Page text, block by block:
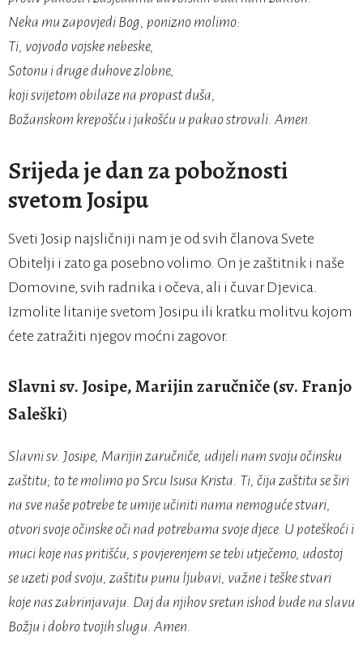
Neka mu zapovjedi Bog, ponizno molimo:
Ti, vojvodo vojske nebeske,
Sotonu i druge duhove zlobne,
koji svijetom obilaze na propast duša,
Božanskom krepošću i jakošću u pakao strovali. Amen.
Srijeda je dan za pobožnosti
svetom Josipu
Sveti Josip najsličniji nam je od svih članova Svete
Obitelji i zato ga posebno volimo. On je zaštitnik i naše
Domovine, svih radnika i očeva, ali i čuvar Djevica.
Izmolite litanije svetom Josipu ili kratku molitvu kojom
ćete zatražiti njegov moćni zagovor.
Slavni sv. Josipe, Marijin zaručniče (sv. Franjo
Saleški)
Slavni sv. Josipe, Marijin zaručniče, udijeli nam svoju očinsku
zaštitu; to te molimo po Srcu Isusa Krista. Ti, čija zaštita se širi
na sve naše potrebe te umije učiniti nama nemoguće stvari,
otvori svoje očinske oči nad potrebama svoje djece. U poteškoći i
muci koje nas pritišću, s povjerenjem se tebi utječemo, udostoj
se uzeti pod svoju, zaštitu punu ljubavi, važne i teške stvari
koje nas zabrinjavaju. Daj da njihov sretan ishod bude na slavu
Božju i dobro tvojih slugu. Amen.